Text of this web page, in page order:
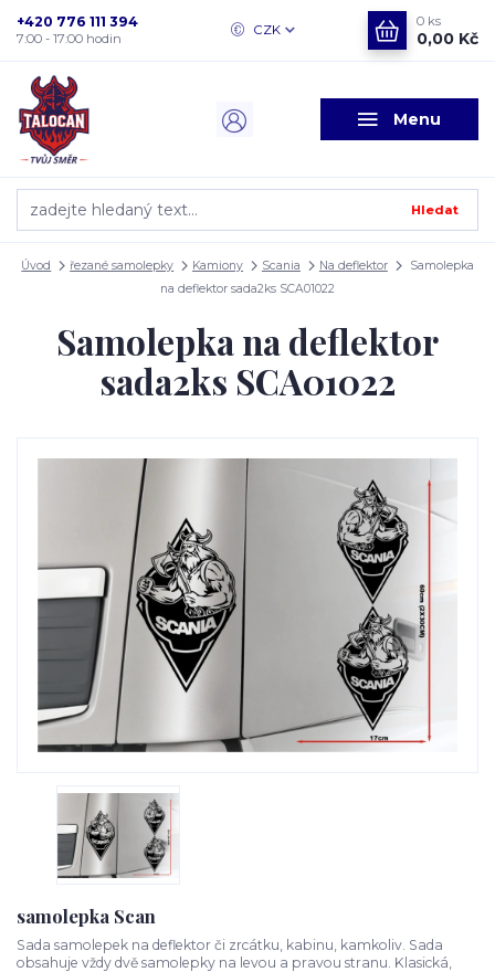
Menu
CZK
Hledat
+420 776 111 394
7:00 - 17:00 hodin
0 ks
0,00 Kč
Úvod řezané samolepky Kamiony Scania Na deflektor
Samolepka
na deflektor sada2ks SCA01022
Samolepka na deflektor
sada2ks SCA01022
samolepka Scan
Sada samolepek na deflektor či zrcátku, kabinu, kamkoliv. Sada
obsahuje vždy dvě samolepky na levou a pravou stranu. Klasická,